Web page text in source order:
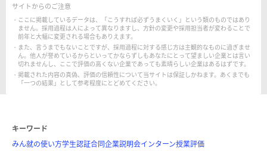
サイトからのご注意
ここに掲載しているデータは、「こうすれば必ずうまくいく」という類のものではあり
ません。採用過程は人によって異なりますし、方針の変更や採用担当者が変わることで
前年と大幅に変更される場合もありえます。
また、言うまでもないことですが、採用過程に対する感じ方は主観的なものに過ぎませ
ん。他人が誉めているからといってかならずしもあなたにとって望ましい企業とは言い
切れませんし、ここで評価の高くない企業であっても素晴らしい企業はあるはずです。
掲載された内容の真偽、評価の信頼性について当サイトは保証しかねます。あくまでも
「一つの結果」として参考程度にとどめてください。
キーワード
みん就の使い方学生認証合同企業説明会インターン授業評価